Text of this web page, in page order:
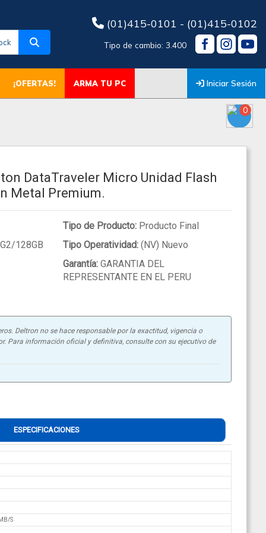
(01)415-0101 - (01)415-0102
Tipo de cambio: 3.400
¡OFERTAS! ARMA TU PC Iniciar Sesión
0
DataTraveler Micro Unidad Flash
Metal Premium.
128GB
Tipo de Producto:Producto Final
Tipo Operatividad:(NV) Nuevo
Garantía:GARANTIA DEL
REPRESENTANTE EN EL PERU
Deltron no se hace responsable por la exactitud, vigencia o
Para información oficial y definitiva, consulte con su ejecutivo de
ESPECIFICACIONES
S